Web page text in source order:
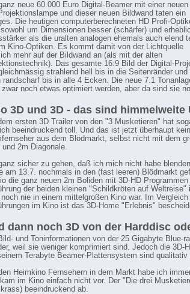
neue 60.000 Euro Digital-Beamer mit einer neuen
und dieser neuen Bildwand taten ein
Die heutigen computerberechneten HD Profi-
um Dimensionen besser (schärfer) und
als die uralten analogen ehemals auch elend
Kino-Optiken. Es kommt damit von der Lichtquelle
mehr auf der Bildwand an (als mit der alten
Das gesamte 16:9 Bild der Digital-
strahlend hell bis in die Seitenränder und
randscharf bis in alle 4 Ecken. Die neue 7.1
zwar noch etwas optimiert werden, aber da sind sie
3D und 3D - das sind himmelweite
ersten 3D Trailer von den "3 Musketieren" hat
beeindruckend toll. Und das ist jetzt überhaupt
aus dem Blödmarkt, selbst nicht mit dem
und 2m Diagonale.
sicher zu gehen, daß ich mich nicht habe
am 13.7. nochmals in den (fast leeren) Blödmarkt
die ganz neuen 2m Boliden mit 3D-HD
der beiden kleinen "Schildkröten auf
noch nie in einem mittelgroßen Kino war. Im
im Kino ist das 3D-Home "Erlebnis"
dann noch 3D von der Harddisc
und Toninformationen von der 25 Gigabyte Blue-
weil sie weniger komprimiert sind. Jedoch die 3D-
Terabyte Beamer-Plattensystem sind qualitativ
Heimkino Fernsehern in dem Markt habe ich
im Kino einfach nicht vor. Der "Die drei
beeindruckend ab.